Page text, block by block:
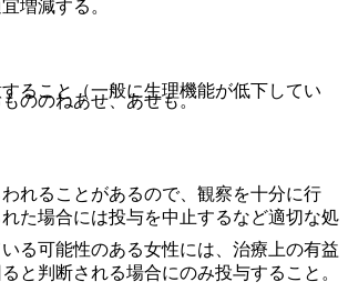
ること（一般に生理機能が低下してい
る可能性のある女性には、治療上の有益
と判断される場合にのみ投与すること。
増減する。
ののねあせ、あせも。
れることがあるので、観察を十分に行
た場合には投与を中止するなど適切な処